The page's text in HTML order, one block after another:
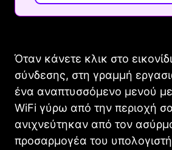
Όταν κάνετε κλικ στο
σύνδεσης, στη γραμμή
ένα αναπτυσσόμενο μενού
WiFi γύρω από την περιοχή
ανιχνεύτηκαν από τον
προσαρμογέα του